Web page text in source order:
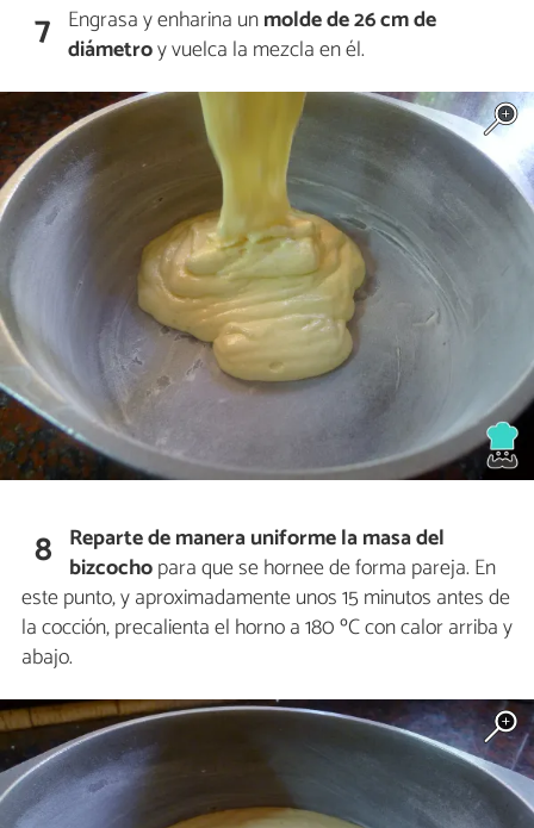
7 Engrasa y enharina unmolde de 26 cm de
diámetroy vuelca la mezcla en él.
8 Reparte de manera uniforme la masa del
bizcochopara que se hornee de forma pareja. En
este punto, y aproximadamente unos 15 minutos antes de
la cocción, precalienta el horno a 180 ºC con calor arriba y
abajo.